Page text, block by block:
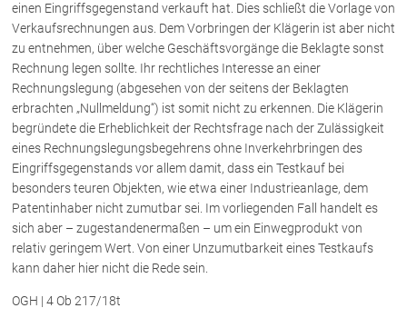
Download
Die Österreichischen Rechtsanwälte
Anwälte
Dr. Stefan Müller
Dr. Petra Piccolruaz
Mag. Patrick Piccolruaz
Dr. Roland Piccolruaz †
Mag. Raphaela Klotz
Rechtsnews
einen Eingriffsgegenstand verkauft hat. Dies schließt die Vorlage von
Verkaufsrechnungen aus. Dem Vorbringen der Klägerin ist aber nicht
zu entnehmen, über welche Geschäftsvorgänge die Beklagte sonst
Rechnung legen sollte. Ihr rechtliches Interesse an einer
Rechnungslegung (abgesehen von der seitens der Beklagten
erbrachten „Nullmeldung“) ist somit nicht zu erkennen. Die Klägerin
begründete die Erheblichkeit der Rechtsfrage nach der Zulässigkeit
eines Rechnungslegungsbegehrens ohne Inverkehrbringen des
Eingriffsgegenstands vor allem damit, dass ein Testkauf bei
besonders teuren Objekten, wie etwa einer Industrieanlage, dem
Patentinhaber nicht zumutbar sei. Im vorliegenden Fall handelt es
sich aber – zugestandenermaßen – um ein Einwegprodukt von
relativ geringem Wert. Von einer Unzumutbarkeit eines Testkaufs
kann daher hier nicht die Rede sein.
OGH | 4 Ob 217/18t